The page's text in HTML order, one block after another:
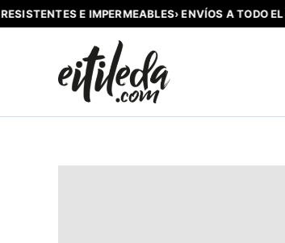
E IMPERMEABLES› ENVÍOS A TODO EL PAÍS
contenido